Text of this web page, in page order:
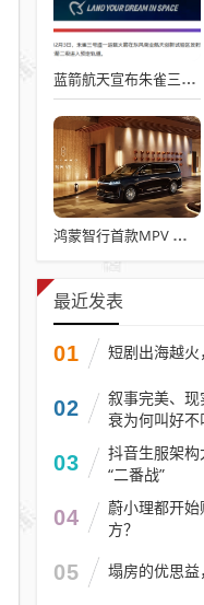
蓝箭航天宣布朱雀三号成功入轨，技术突破五大项，深入排查回收失败原因
鸿蒙智行首款MPV 智界V9电池信息曝光：WLTC最远续航223km
最近发表
01 短剧出海越火
02
叙事完美、
衰为何叫好不
03
抖音生服架
“二番战”
04
蔚小理都开
方？
05 塌房的优思